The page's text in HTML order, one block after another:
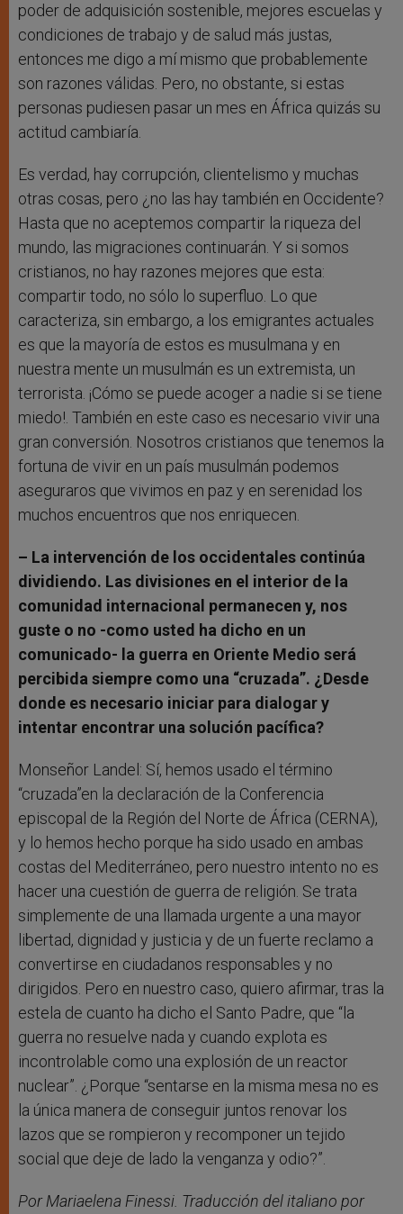
poder de adquisición sostenible, mejores escuelas y
condiciones de trabajo y de salud más justas,
entonces me digo a mí mismo que probablemente
son razones válidas. Pero, no obstante, si estas
personas pudiesen pasar un mes en África quizás su
actitud cambiaría.
Es verdad, hay corrupción, clientelismo y muchas
otras cosas, pero ¿no las hay también en Occidente?
Hasta que no aceptemos compartir la riqueza del
mundo, las migraciones continuarán. Y si somos
cristianos, no hay razones mejores que esta:
compartir todo, no sólo lo superfluo. Lo que
caracteriza, sin embargo, a los emigrantes actuales
es que la mayoría de estos es musulmana y en
nuestra mente un musulmán es un extremista, un
terrorista. ¡Cómo se puede acoger a nadie si se tiene
miedo!. También en este caso es necesario vivir una
gran conversión. Nosotros cristianos que tenemos la
fortuna de vivir en un país musulmán podemos
aseguraros que vivimos en paz y en serenidad los
muchos encuentros que nos enriquecen.
– La intervención de los occidentales continúa
dividiendo. Las divisiones en el interior de la
comunidad internacional permanecen y, nos
guste o no -como usted ha dicho en un
comunicado- la guerra en Oriente Medio será
percibida siempre como una “cruzada”. ¿Desde
donde es necesario iniciar para dialogar y
intentar encontrar una solución pacífica?
Monseñor Landel: Sí, hemos usado el término
“cruzada”en la declaración de la Conferencia
episcopal de la Región del Norte de África (CERNA),
y lo hemos hecho porque ha sido usado en ambas
costas del Mediterráneo, pero nuestro intento no es
hacer una cuestión de guerra de religión. Se trata
simplemente de una llamada urgente a una mayor
libertad, dignidad y justicia y de un fuerte reclamo a
convertirse en ciudadanos responsables y no
dirigidos. Pero en nuestro caso, quiero afirmar, tras la
estela de cuanto ha dicho el Santo Padre, que “la
guerra no resuelve nada y cuando explota es
incontrolable como una explosión de un reactor
nuclear”. ¿Porque “sentarse en la misma mesa no es
la única manera de conseguir juntos renovar los
lazos que se rompieron y recomponer un tejido
social que deje de lado la venganza y odio?”.
Por Mariaelena Finessi. Traducción del italiano por